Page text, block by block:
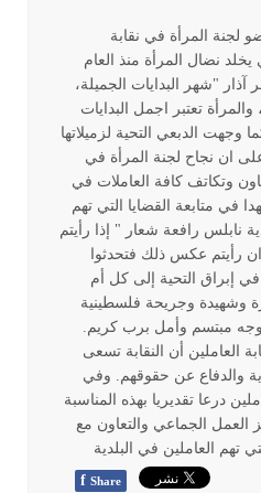
لجنة المرأة في نقابة
يخلد نضال المرأة منذ العام
آذار "شهر البدايات الجميلة،
والمرأة تعتبر اجمل البدايات
وجهت الدبعي التحية لزميلاتها
ان نجاح لجنة المرأة في
وتكاتف كافة العاملات في
في متابعة القضايا التي تهم
نابلس رافعة شعار " إذا رأيتم
رأيتم عكس ذلك فتحدثوا
في إبراق التحية إلى كل أم
وشهيدة وجريحة فلسطينية
بوجه مبتسم وأمل برب كريم.
العاملين أن النقابة تسعى
والدفاع عن حقوقهم. وفي
درعا تقديريا بهذه المناسبة
العمل الجماعي والتعاون مع
تهم العاملين في البلدية
f Share